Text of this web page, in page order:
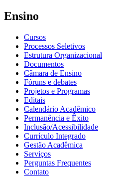
Ensino
Cursos
Processos Seletivos
Estrutura Organizacional
Documentos
Câmara de Ensino
Fóruns e debates
Projetos e Programas
Editais
Calendário Acadêmico
Permanência e Êxito
Inclusão/Acessibilidade
Currículo Integrado
Gestão Acadêmica
Serviços
Perguntas Frequentes
Contato